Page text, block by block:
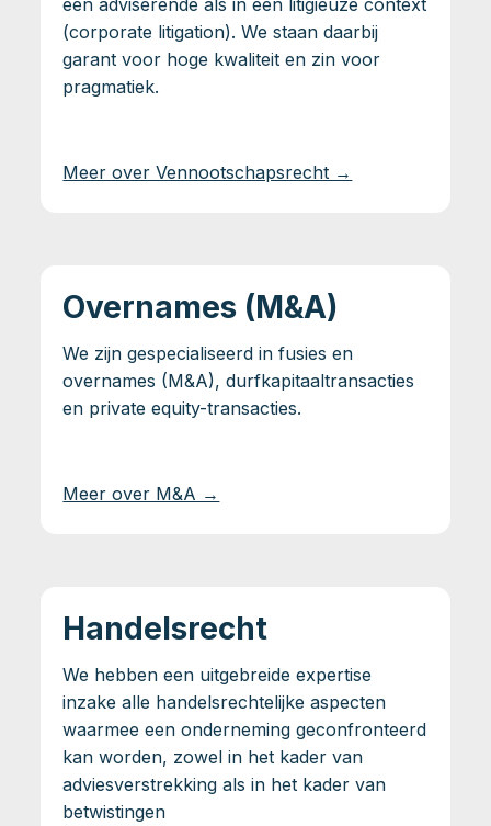
(corporate litigation). We staan daarbij
garant voor hoge kwaliteit en zin voor
pragmatiek.
Meer over Vennootschapsrecht →
Overnames (M&A)
We zijn gespecialiseerd in fusies en
overnames (M&A), durfkapitaaltransacties
en private equity-transacties.
Meer over M&A →
Handelsrecht
We hebben een uitgebreide expertise
inzake alle handelsrechtelijke aspecten
waarmee een onderneming geconfronteerd
kan worden, zowel in het kader van
adviesverstrekking als in het kader van
betwistingen